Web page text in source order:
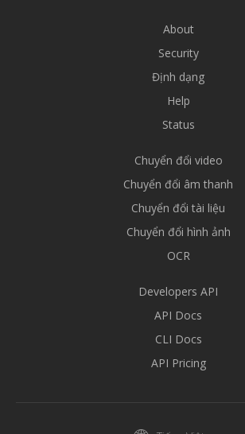
About
Security
Định dạng
Help
Status
Chuyển đổi video
Chuyển đổi âm thanh
Chuyển đổi tài liệu
Chuyển đổi hình ảnh
OCR
Developers API
API Docs
CLI Docs
API Pricing